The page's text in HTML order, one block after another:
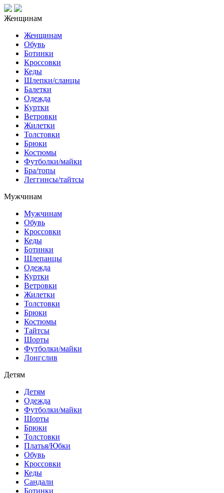
Женщинам
Женщинам
Обувь
Ботинки
Кроссовки
Кеды
Шлепки/сланцы
Балетки
Одежда
Куртки
Ветровки
Жилетки
Толстовки
Брюки
Костюмы
Футболки/майки
Бра/топы
Леггинсы/тайтсы
Мужчинам
Мужчинам
Обувь
Кроссовки
Кеды
Ботинки
Шлепанцы
Одежда
Куртки
Ветровки
Жилетки
Толстовки
Брюки
Костюмы
Тайтсы
Шорты
Футболки/майки
Лонгслив
Детям
Детям
Одежда
Футболки/майки
Шорты
Брюки
Толстовки
Платья/Юбки
Обувь
Кроссовки
Кеды
Сандали
Ботинки